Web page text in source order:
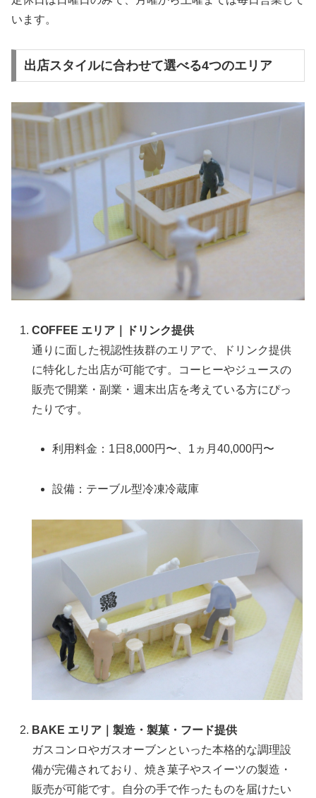
います。
出店スタイルに合わせて選べる4つのエリア
COFFEE エリア｜ドリンク提供
通りに面した視認性抜群のエリアで、ドリンク提供
に特化した出店が可能です。コーヒーやジュースの
販売で開業・副業・週末出店を考えている方にぴっ
たりです。
利用料金：1日8,000円〜、1ヵ月40,000円〜
設備：テーブル型冷凍冷蔵庫
BAKE エリア｜製造・製菓・フード提供
ガスコンロやガスオーブンといった本格的な調理設
備が完備されており、焼き菓子やスイーツの製造・
販売が可能です。自分の手で作ったものを届けたい